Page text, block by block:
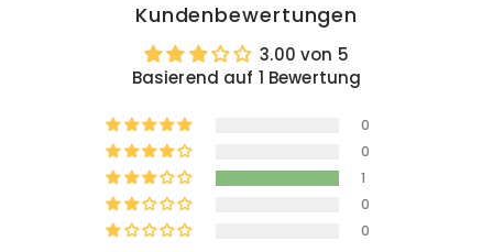
Kundenbewertungen
3.00 von 5
Basierend auf 1 Bewertung
0
0
1
0
0